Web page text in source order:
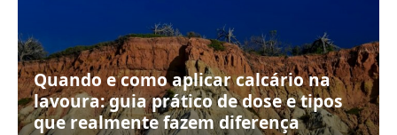
Quando e como aplicar calcário na
lavoura: guia prático de dose e tipos
que realmente fazem diferença